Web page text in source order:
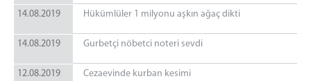
14.08.2019 Hükümlüler 1 milyonu aşkın ağaç dikti
14.08.2019 Gurbetçi nöbetci noteri sevdi
12.08.2019 Cezaevinde kurban kesimi